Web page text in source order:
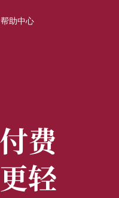
帮助中心
费
轻